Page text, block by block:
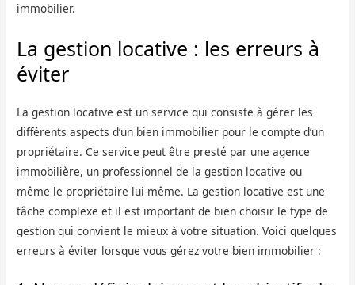
immobilier.
La gestion locative : les erreurs à
éviter
La gestion locative est un service qui consiste à gérer les
différents aspects d’un bien immobilier pour le compte d’un
propriétaire. Ce service peut être presté par une agence
immobilière, un professionnel de la gestion locative ou
même le propriétaire lui-même. La gestion locative est une
tâche complexe et il est important de bien choisir le type de
gestion qui convient le mieux à votre situation. Voici quelques
erreurs à éviter lorsque vous gérez votre bien immobilier :